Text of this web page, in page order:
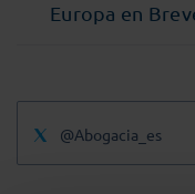
Europa en
@Abogacia_es